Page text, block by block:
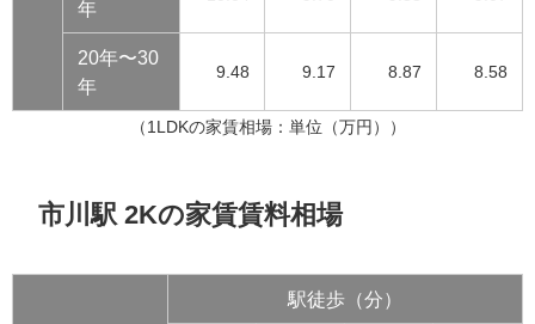
年
20年〜30
年
9.48 9.17 8.87 8.58
（1LDKの家賃相場：単位（万円））
市川駅 2Kの家賃賃料相場
駅徒歩（分）